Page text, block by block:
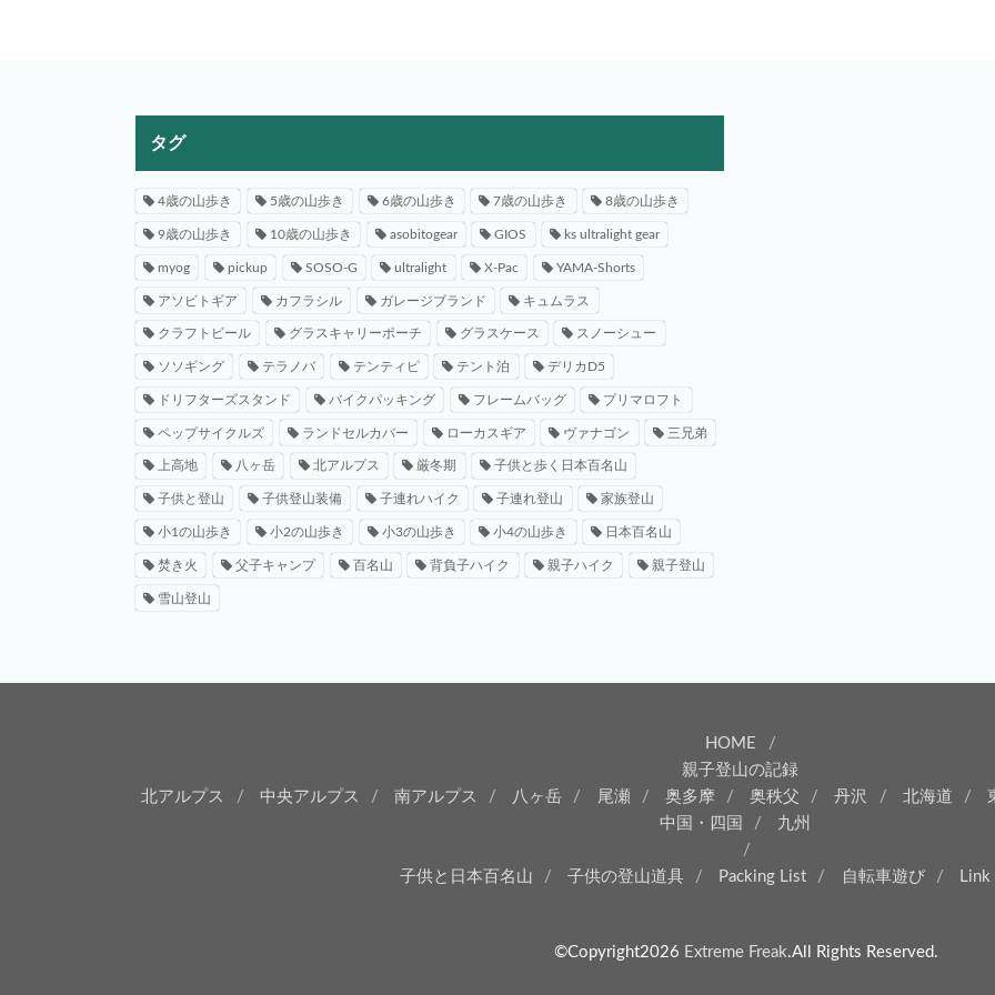
タグ
4歳の山歩き 5歳の山歩き 6歳の山歩き 7歳の山歩き 8歳の山歩き
9歳の山歩き 10歳の山歩き asobitogear GIOS ks ultralight gear
myog pickup SOSO-G ultralight X-Pac YAMA-Shorts
アソビトギア カフラシル ガレージブランド キュムラス
クラフトビール グラスキャリーポーチ グラスケース スノーシュー
ソソギング テラノバ テンティピ テント泊 デリカD5
ドリフターズスタンド バイクパッキング フレームバッグ プリマロフト
ペップサイクルズ ランドセルカバー ローカスギア ヴァナゴン 三兄弟
上高地 八ヶ岳 北アルプス 厳冬期 子供と歩く日本百名山
子供と登山 子供登山装備 子連れハイク 子連れ登山 家族登山
小1の山歩き 小2の山歩き 小3の山歩き 小4の山歩き 日本百名山
焚き火 父子キャンプ 百名山 背負子ハイク 親子ハイク 親子登山
雪山登山
HOME
親子登山の記録
北アルプス
中央アルプス 南アルプス 八ヶ岳 尾瀬 奥多摩 奥秩父 丹沢 北海道
中国・四国
九州
子供と日本百名山 子供の登山道具 Packing List 自転車遊び Link
©Copyright2026 Extreme Freak.All Rights Reserved.